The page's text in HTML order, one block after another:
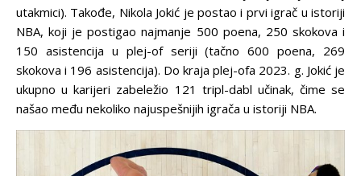
utakmici). Takođe, Nikola Jokić je postao i prvi igrač u istoriji
NBA, koji je postigao najmanje 500 poena, 250 skokova i
150 asistencija u plej-of seriji (tačno 600 poena, 269
skokova i 196 asistencija). Do kraja plej-ofa 2023. g. Jokić je
ukupno u karijeri zabeležio 121 tripl-dabl učinak, čime se
našao među nekoliko najuspešnijih igrača u istoriji NBA.